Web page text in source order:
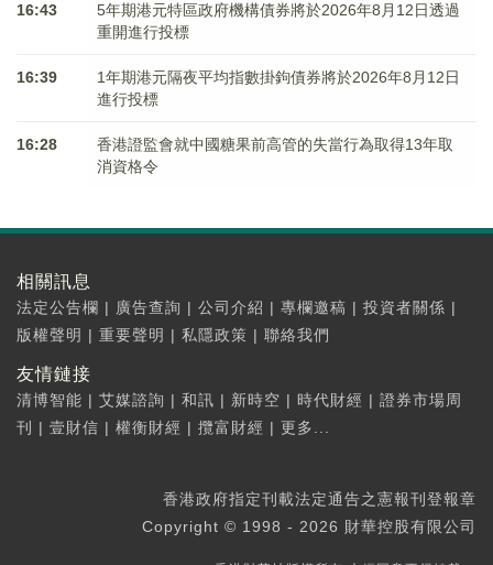
16:43
5年期港元特區政府機構債券將於2026年8月12日透過
重開進行投標
16:39
1年期港元隔夜平均指數掛鉤債券將於2026年8月12日
進行投標
16:28
香港證監會就中國糖果前高管的失當行為取得13年取
消資格令
相關訊息
法定公告欄 | 廣告查詢 | 公司介紹 | 專欄邀稿 | 投資者關係 |
版權聲明 | 重要聲明 | 私隱政策 | 聯絡我們
友情鏈接
清博智能 | 艾媒諮詢 | 和訊 | 新時空 | 時代財經 | 證券市場周
刊
| 壹財信 | 權衡財經 | 攬富財經 | 更多...
香港政府指定刊載法定通告之憲報刊登報章
Copyright © 1998 - 2026 財華控股有限公司